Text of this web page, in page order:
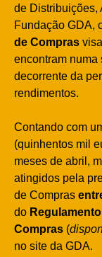
de Distribuições,
Fundação GDA,
de Compras
encontram numa
decorrente da
rendimentos.
Contando com
(quinhentos mil
meses de abril,
atingidos pela
de Compras
do
Compras (
no site da GDA.